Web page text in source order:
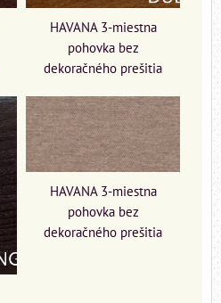
HAVANA 3-miestna
pohovka bez
dekoračného prešitia
HAVANA 3-miestna
pohovka bez
dekoračného prešitia